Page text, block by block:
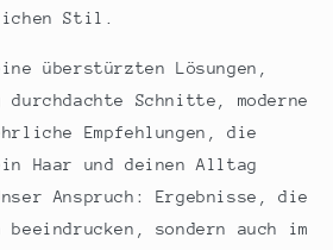
Stil.
überstürzten Lösungen,
Schnitte, moderne
Empfehlungen, die
Haar und deinen Alltag
Anspruch: Ergebnisse, die
sondern auch im